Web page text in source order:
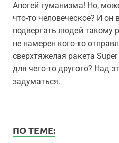
Апогей гуманизма! Но,
что-то человеческое? И он
подвергать людей такому
не намерен кого-то
сверхтяжелая ракета
для чего-то другого? Над
задуматься.
ПО ТЕМЕ: